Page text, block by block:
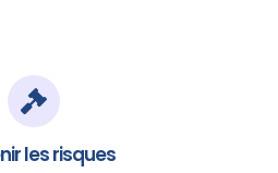
les risques